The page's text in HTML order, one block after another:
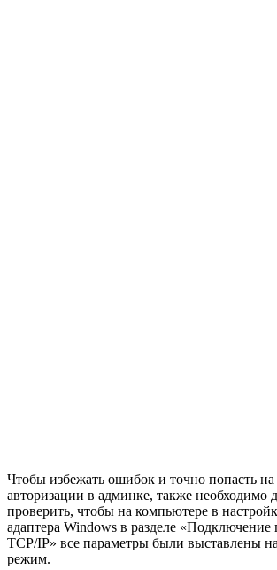
Чтобы избежать ошибок и точно попасть
авторизации в админке, также необходимо
проверить, чтобы на компьютере в
адаптера Windows в разделе «Подключение
TCP/IP» все параметры были выставлены
режим.